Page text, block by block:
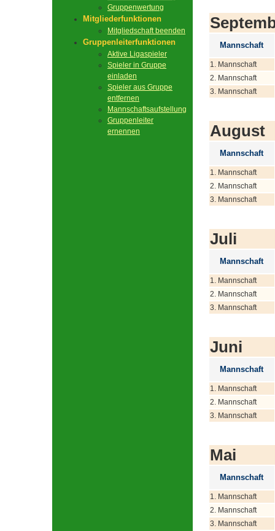
Gruppenwertung
Mitgliederfunktionen
Mitgliedschaft beenden
Gruppenleiterfunktionen
Aktive Ligaspieler
Spieler in Gruppe
einladen
Spieler aus Gruppe
entfernen
Mannschaftsaufstellung
Gruppenleiter
ernennen
Mannschaft
1. Mannschaft
2. Mannschaft
3. Mannschaft
August
Mannschaft
1. Mannschaft
2. Mannschaft
3. Mannschaft
Juli
Mannschaft
1. Mannschaft
2. Mannschaft
3. Mannschaft
Juni
Mannschaft
1. Mannschaft
2. Mannschaft
3. Mannschaft
Mai
Mannschaft
1. Mannschaft
2. Mannschaft
3. Mannschaft